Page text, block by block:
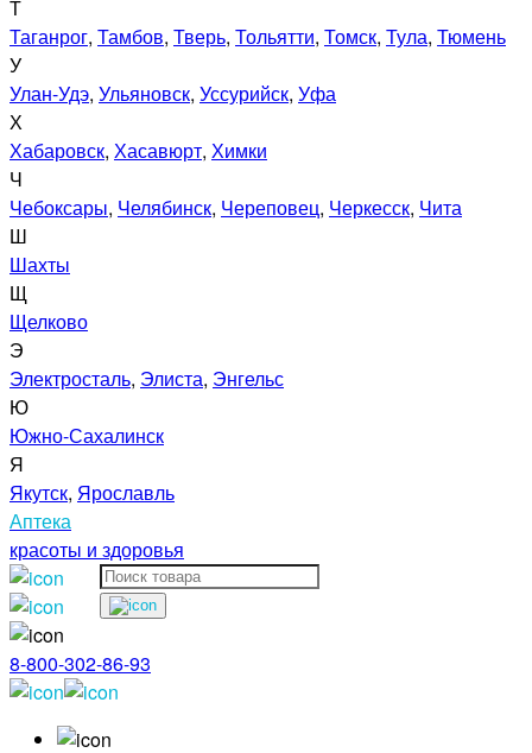
Т
Таганрог, Тамбов, Тверь, Тольятти, Томск, Тула, Тюмень
У
Улан-Удэ, Ульяновск, Уссурийск, Уфа
Х
Хабаровск, Хасавюрт, Химки
Ч
Чебоксары, Челябинск, Череповец, Черкесск, Чита
Ш
Шахты
Щ
Щелково
Э
Электросталь, Элиста, Энгельс
Ю
Южно-Сахалинск
Я
Якутск, Ярославль
Аптека
красоты и здоровья
8-800-302-86-93